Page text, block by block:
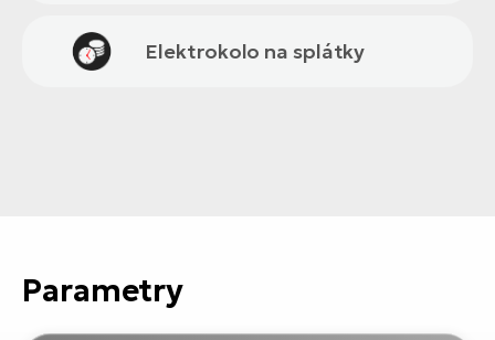
Elektrokolo na splátky
Parametry